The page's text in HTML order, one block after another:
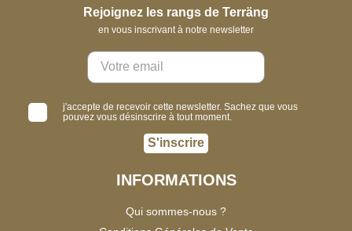
Rejoignez les rangs de Terräng
en vous inscrivant à notre newsletter
j'accepte de recevoir cette newsletter. Sachez que vous
pouvez vous désinscrire à tout moment.
S'inscrire
INFORMATIONS
Qui sommes-nous ?